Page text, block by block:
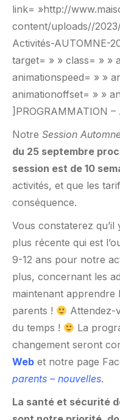
link= »http://
content/uploads//
Activités-AUTOMNE-
target= » » class= » »
animationspeed= » »
animationoffset= » »
]PROGRAMMATION
Notre Session
du 25 septembre
session est de 10
activités, et que les
conséquence.
Vous constaterez
plus récente qui est
9-12 ans pour notre
plus, concernant les
maintenant apprendre
parents !
Attendez-
du temps !
La
changement seront
Web et notre page
parents – nouvelles.
La santé et sécurité